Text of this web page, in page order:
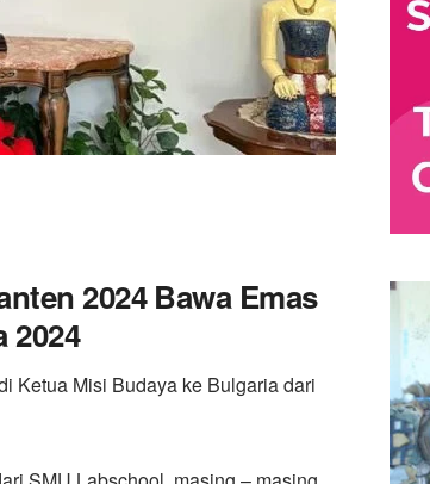
2024 Bawa Emas
2024
Ketua Misi Budaya ke Bulgaria dari